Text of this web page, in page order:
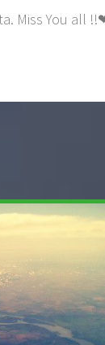
Miss You all